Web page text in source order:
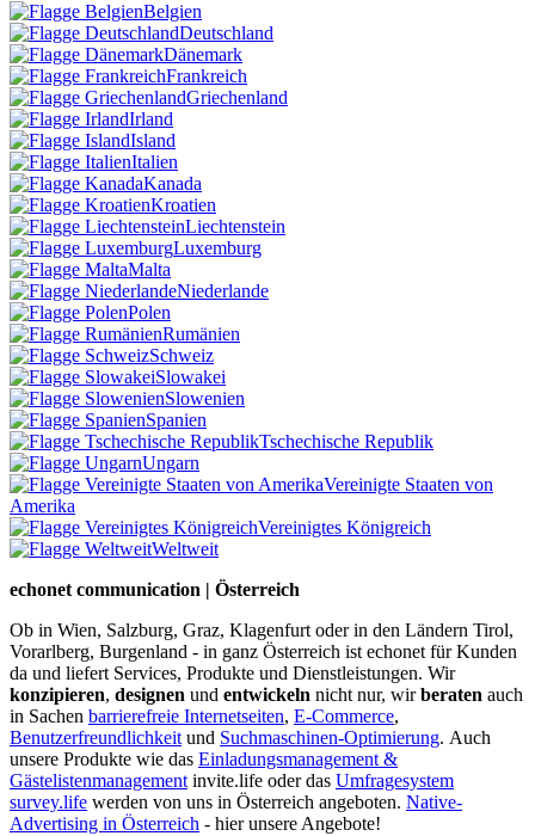
Belgien
Deutschland
Dänemark
Frankreich
Griechenland
Irland
Island
Italien
Kanada
Kroatien
Liechtenstein
Luxemburg
Malta
Niederlande
Polen
Rumänien
Schweiz
Slowakei
Slowenien
Spanien
Tschechische Republik
Ungarn
Vereinigte Staaten von
Amerika
Vereinigtes Königreich
Weltweit
echonet communication | Österreich
Ob in Wien, Salzburg, Graz, Klagenfurt oder in den Ländern Tirol,
Vorarlberg, Burgenland - in ganz Österreich ist echonet für Kunden
da und liefert Services, Produkte und Dienstleistungen. Wir
konzipieren, designen und entwickeln nicht nur, wirberaten auch
in Sachen barrierefreie Internetseiten, E-Commerce,
Benutzerfreundlichkeit und Suchmaschinen-Optimierung. Auch
unsere Produkte wie das Einladungsmanagement &
Gästelistenmanagement invite.life oder das Umfragesystem
survey.life werden von uns in Österreich angeboten. Native-
Advertising in Österreich - hier unsere Angebote!